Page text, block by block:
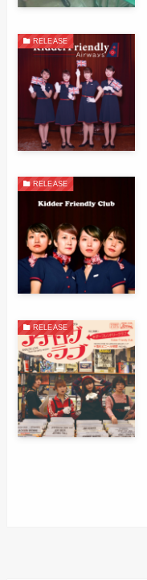
RELEASE
RELEASE
RELEASE